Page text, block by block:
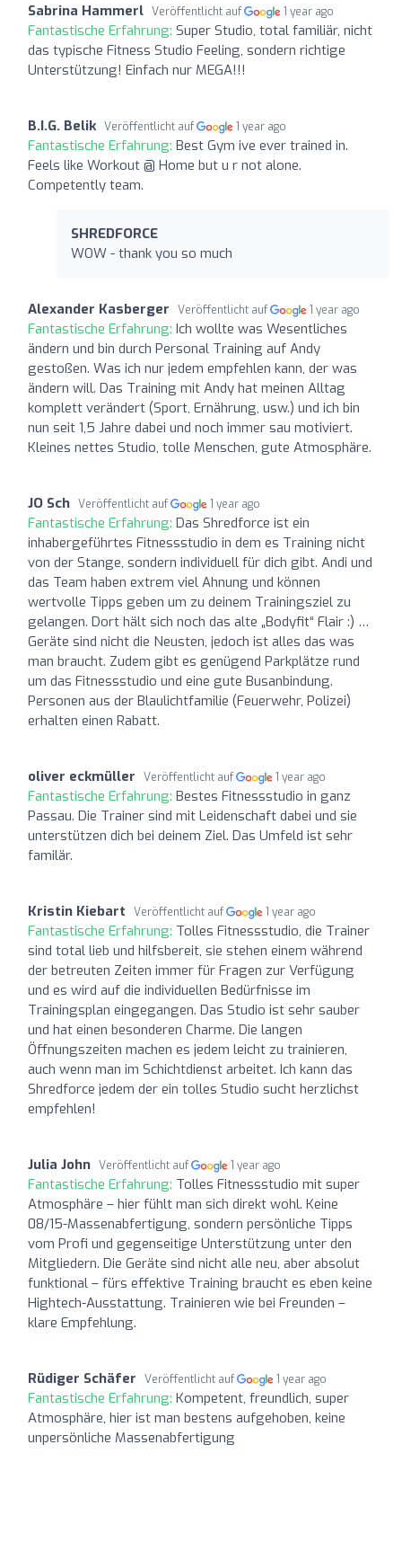
Sabrina Hammerl Veröffentlicht auf 1 year ago
Fantastische Erfahrung: Super Studio, total familiär, nicht
das typische Fitness Studio Feeling, sondern richtige
Unterstützung! Einfach nur MEGA!!!
B.I.G. Belik Veröffentlicht auf 1 year ago
Fantastische Erfahrung: Best Gym ive ever trained in.
Feels like Workout @ Home but u r not alone.
Competently team.
SHREDFORCE
WOW - thank you so much
Alexander Kasberger Veröffentlicht auf 1 year ago
Fantastische Erfahrung: Ich wollte was Wesentliches
ändern und bin durch Personal Training auf Andy
gestoßen. Was ich nur jedem empfehlen kann, der was
ändern will. Das Training mit Andy hat meinen Alltag
komplett verändert (Sport, Ernährung, usw.) und ich bin
nun seit 1,5 Jahre dabei und noch immer sau motiviert.
Kleines nettes Studio, tolle Menschen, gute Atmosphäre.
JO Sch Veröffentlicht auf 1 year ago
Fantastische Erfahrung: Das Shredforce ist ein
inhabergeführtes Fitnessstudio in dem es Training nicht
von der Stange, sondern individuell für dich gibt. Andi und
das Team haben extrem viel Ahnung und können
wertvolle Tipps geben um zu deinem Trainingsziel zu
gelangen. Dort hält sich noch das alte „Bodyfit“ Flair :) …
Geräte sind nicht die Neusten, jedoch ist alles das was
man braucht. Zudem gibt es genügend Parkplätze rund
um das Fitnessstudio und eine gute Busanbindung.
Personen aus der Blaulichtfamilie (Feuerwehr, Polizei)
erhalten einen Rabatt.
oliver eckmüller Veröffentlicht auf 1 year ago
Fantastische Erfahrung: Bestes Fitnessstudio in ganz
Passau. Die Trainer sind mit Leidenschaft dabei und sie
unterstützen dich bei deinem Ziel. Das Umfeld ist sehr
familär.
Kristin Kiebart Veröffentlicht auf 1 year ago
Fantastische Erfahrung: Tolles Fitnessstudio, die Trainer
sind total lieb und hilfsbereit, sie stehen einem während
der betreuten Zeiten immer für Fragen zur Verfügung
und es wird auf die individuellen Bedürfnisse im
Trainingsplan eingegangen. Das Studio ist sehr sauber
und hat einen besonderen Charme. Die langen
Öffnungszeiten machen es jedem leicht zu trainieren,
auch wenn man im Schichtdienst arbeitet. Ich kann das
Shredforce jedem der ein tolles Studio sucht herzlichst
empfehlen!
Julia John Veröffentlicht auf 1 year ago
Fantastische Erfahrung: Tolles Fitnessstudio mit super
Atmosphäre – hier fühlt man sich direkt wohl. Keine
08/15-Massenabfertigung, sondern persönliche Tipps
vom Profi und gegenseitige Unterstützung unter den
Mitgliedern. Die Geräte sind nicht alle neu, aber absolut
funktional – fürs effektive Training braucht es eben keine
Hightech-Ausstattung. Trainieren wie bei Freunden –
klare Empfehlung.
Rüdiger Schäfer Veröffentlicht auf 1 year ago
Fantastische Erfahrung: Kompetent, freundlich, super
Atmosphäre, hier ist man bestens aufgehoben, keine
unpersönliche Massenabfertigung